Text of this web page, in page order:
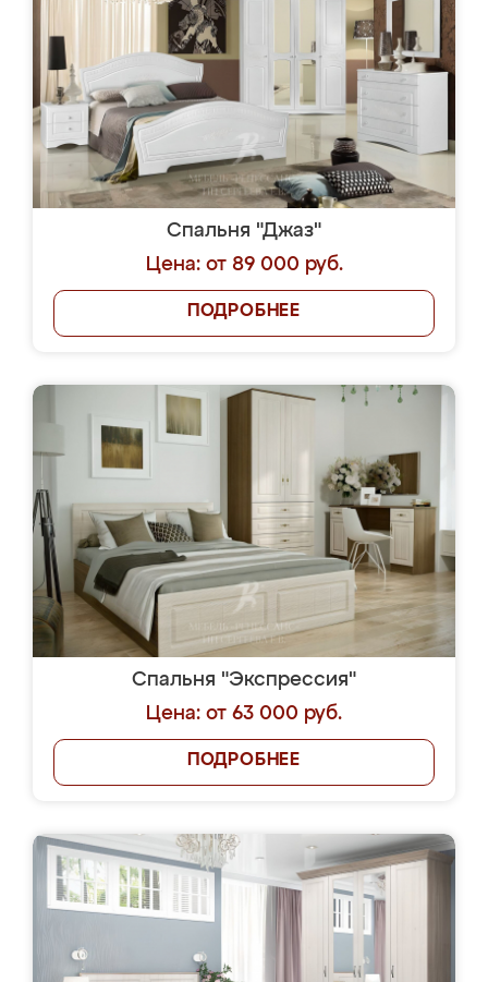
Спальня "Джаз"
Цена: от 89 000 руб.
ПОДРОБНЕЕ
Спальня "Экспрессия"
Цена: от 63 000 руб.
ПОДРОБНЕЕ